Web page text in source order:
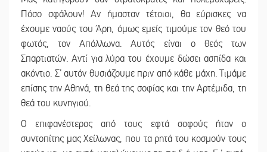
Πόσο σφάλουν! Αν ήμασταν τέτοιοι, θα εύρισκες να
έχουμε ναούς του Άρη, όμως εμείς τιμούμε τον θεό του
φωτός, τον Απόλλωνα. Αυτός είναι ο θεός των
Σπαρτιατών. Αντί για λύρα του έχουμε δώσει ασπίδα και
ακόντιο. Σ’ αυτόν θυσιάζουμε πριν από κάθε μάχη. Τιμάμε
επίσης την Αθηνά, τη θεά της σοφίας και την Αρτέμιδα, τη
θεά του κυνηγιού.
Ο επιφανέστερος από τους εφτά σοφούς ήταν ο
συντοπίτης μας Χείλωνας, που τα ρητά του κοσμούν τους